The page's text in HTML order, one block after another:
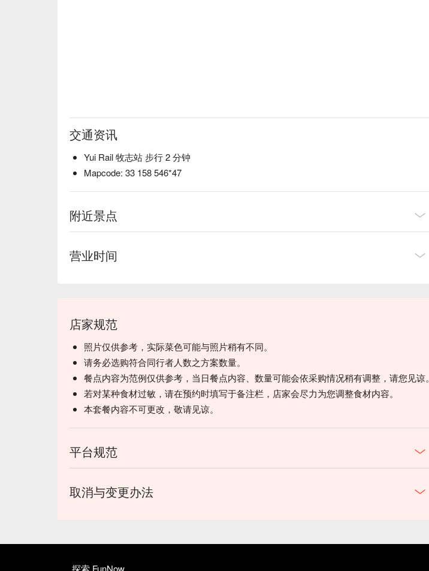
交通资讯
Yui Rail 牧志站 步行 2 分钟
Mapcode: 33 158 546*47
附近景点
营业时间
店家规范
照片仅供参考，实际菜色可能与照片稍有不同。
请务必选购符合同行者人数之方案数量。
餐点内容为范例仅供参考，当日餐点内容、数量可能会依采购情况稍有调整，请您见谅。
若对某种食材过敏，请在预约时填写于备注栏，店家会尽力为您调整食材内容。
本套餐内容不可更改，敬请见谅。
平台规范
取消与变更办法
探索 FunNow